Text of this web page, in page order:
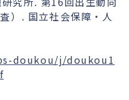
）. 国立社会保障・人
doukou/j/doukou1